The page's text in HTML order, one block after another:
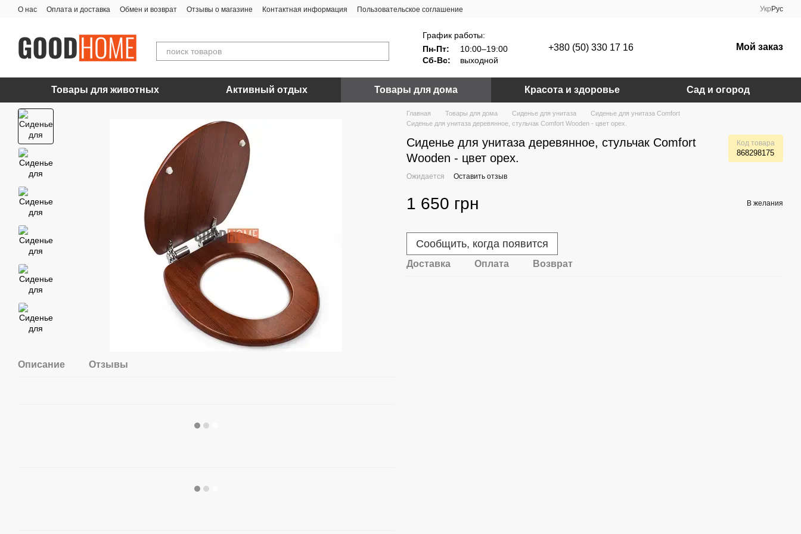
Перейти к основному контенту
О нас Оплата и доставка Обмен и возврат Отзывы о магазине Контактная информация Пользовательское соглашение Укр Рус
График работы:
Пн-Пт:
10:00–19:00
Сб-Вс:
выходной
+380 (50) 330 17 16 Мой заказ
Товары для животных Активный отдых Товары для дома Красота и здоровье Сад и огород
Описание Отзывы
Главная Товары для дома Сиденье для унитаза
Сиденье для унитаза Comfort
Сиденье для унитаза деревянное, стульчак Comfort Wooden - цвет орех.
Сиденье для унитаза деревянное, стульчак Comfort
Wooden - цвет орех.
Код товара
868298175
Ожидается Оставить отзыв
1 650 грн В желания
Сообщить, когда появится
Доставка Оплата Возврат